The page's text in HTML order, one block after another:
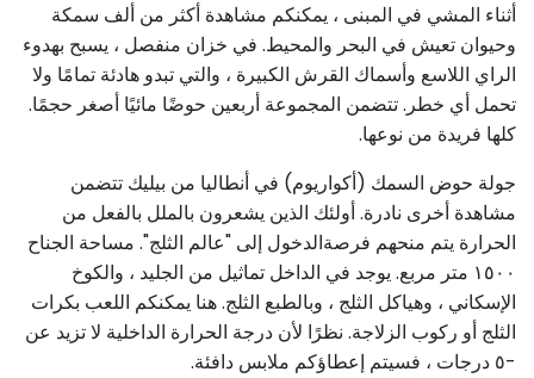
أثناء المشي في المبنى ، يمكنكم مشاهدة أكثر من ألف سمكة
وحيوان تعيش في البحر والمحيط. في خزان منفصل ، يسبح بهدوء
الراي اللاسع وأسماك القرش الكبيرة ، والتي تبدو هادئة تمامًا ولا
تحمل أي خطر. تتضمن المجموعة أربعين حوضًا مائيًا أصغر حجمًا.
كلها فريدة من نوعها.
جولة حوض السمك (أكواريوم) في أنطاليا من بيليك تتضمن
مشاهدة أخرى نادرة. أولئك الذين يشعرون بالملل بالفعل من
الحرارة يتم منحهم فرصةالدخول إلى "عالم الثلج". مساحة الجناح
۱٥۰۰ متر مربع. يوجد في الداخل تماثيل من الجليد ، والكوخ
الإسكاني ، وهياكل الثلج ، وبالطبع الثلج. هنا يمكنكم اللعب بكرات
الثلج أو ركوب الزلاجة. نظرًا لأن درجة الحرارة الداخلية لا تزيد عن
-٥ درجات ، فسيتم إعطاؤكم ملابس دافئة.